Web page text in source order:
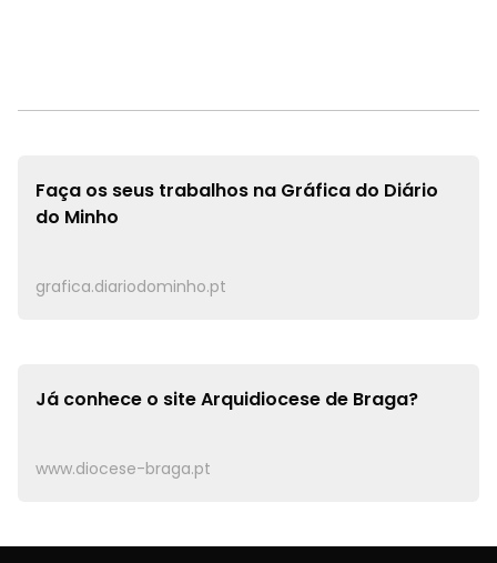
Faça os seus trabalhos na Gráfica do Diário
do Minho
grafica.diariodominho.pt
Já conhece o siteArquidiocese de Braga?
www.diocese-braga.pt